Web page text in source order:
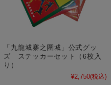
「九龍城寨之圍城」公式グッ
ズ ステッカーセット（6枚入
り）
¥2,750(税込)